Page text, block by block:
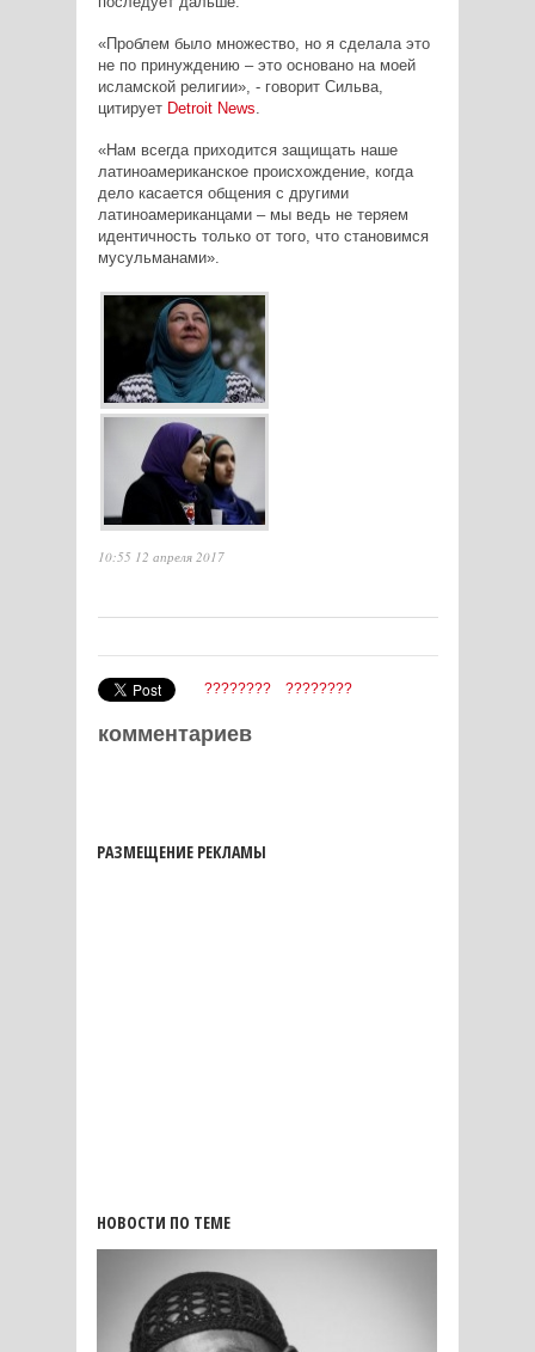
«Проблем было множество, но я сделала это
не по принуждению – это основано на моей
исламской религии», - говорит Сильва,
цитирует Detroit News.
«Нам всегда приходится защищать наше
латиноамериканское происхождение, когда
дело касается общения с другими
латиноамериканцами – мы ведь не теряем
идентичность только от того, что становимся
мусульманами».
10:55 12 апреля 2017
???????? ????????
комментариев
РАЗМЕЩЕНИЕ РЕКЛАМЫ
НОВОСТИ ПО ТЕМЕ